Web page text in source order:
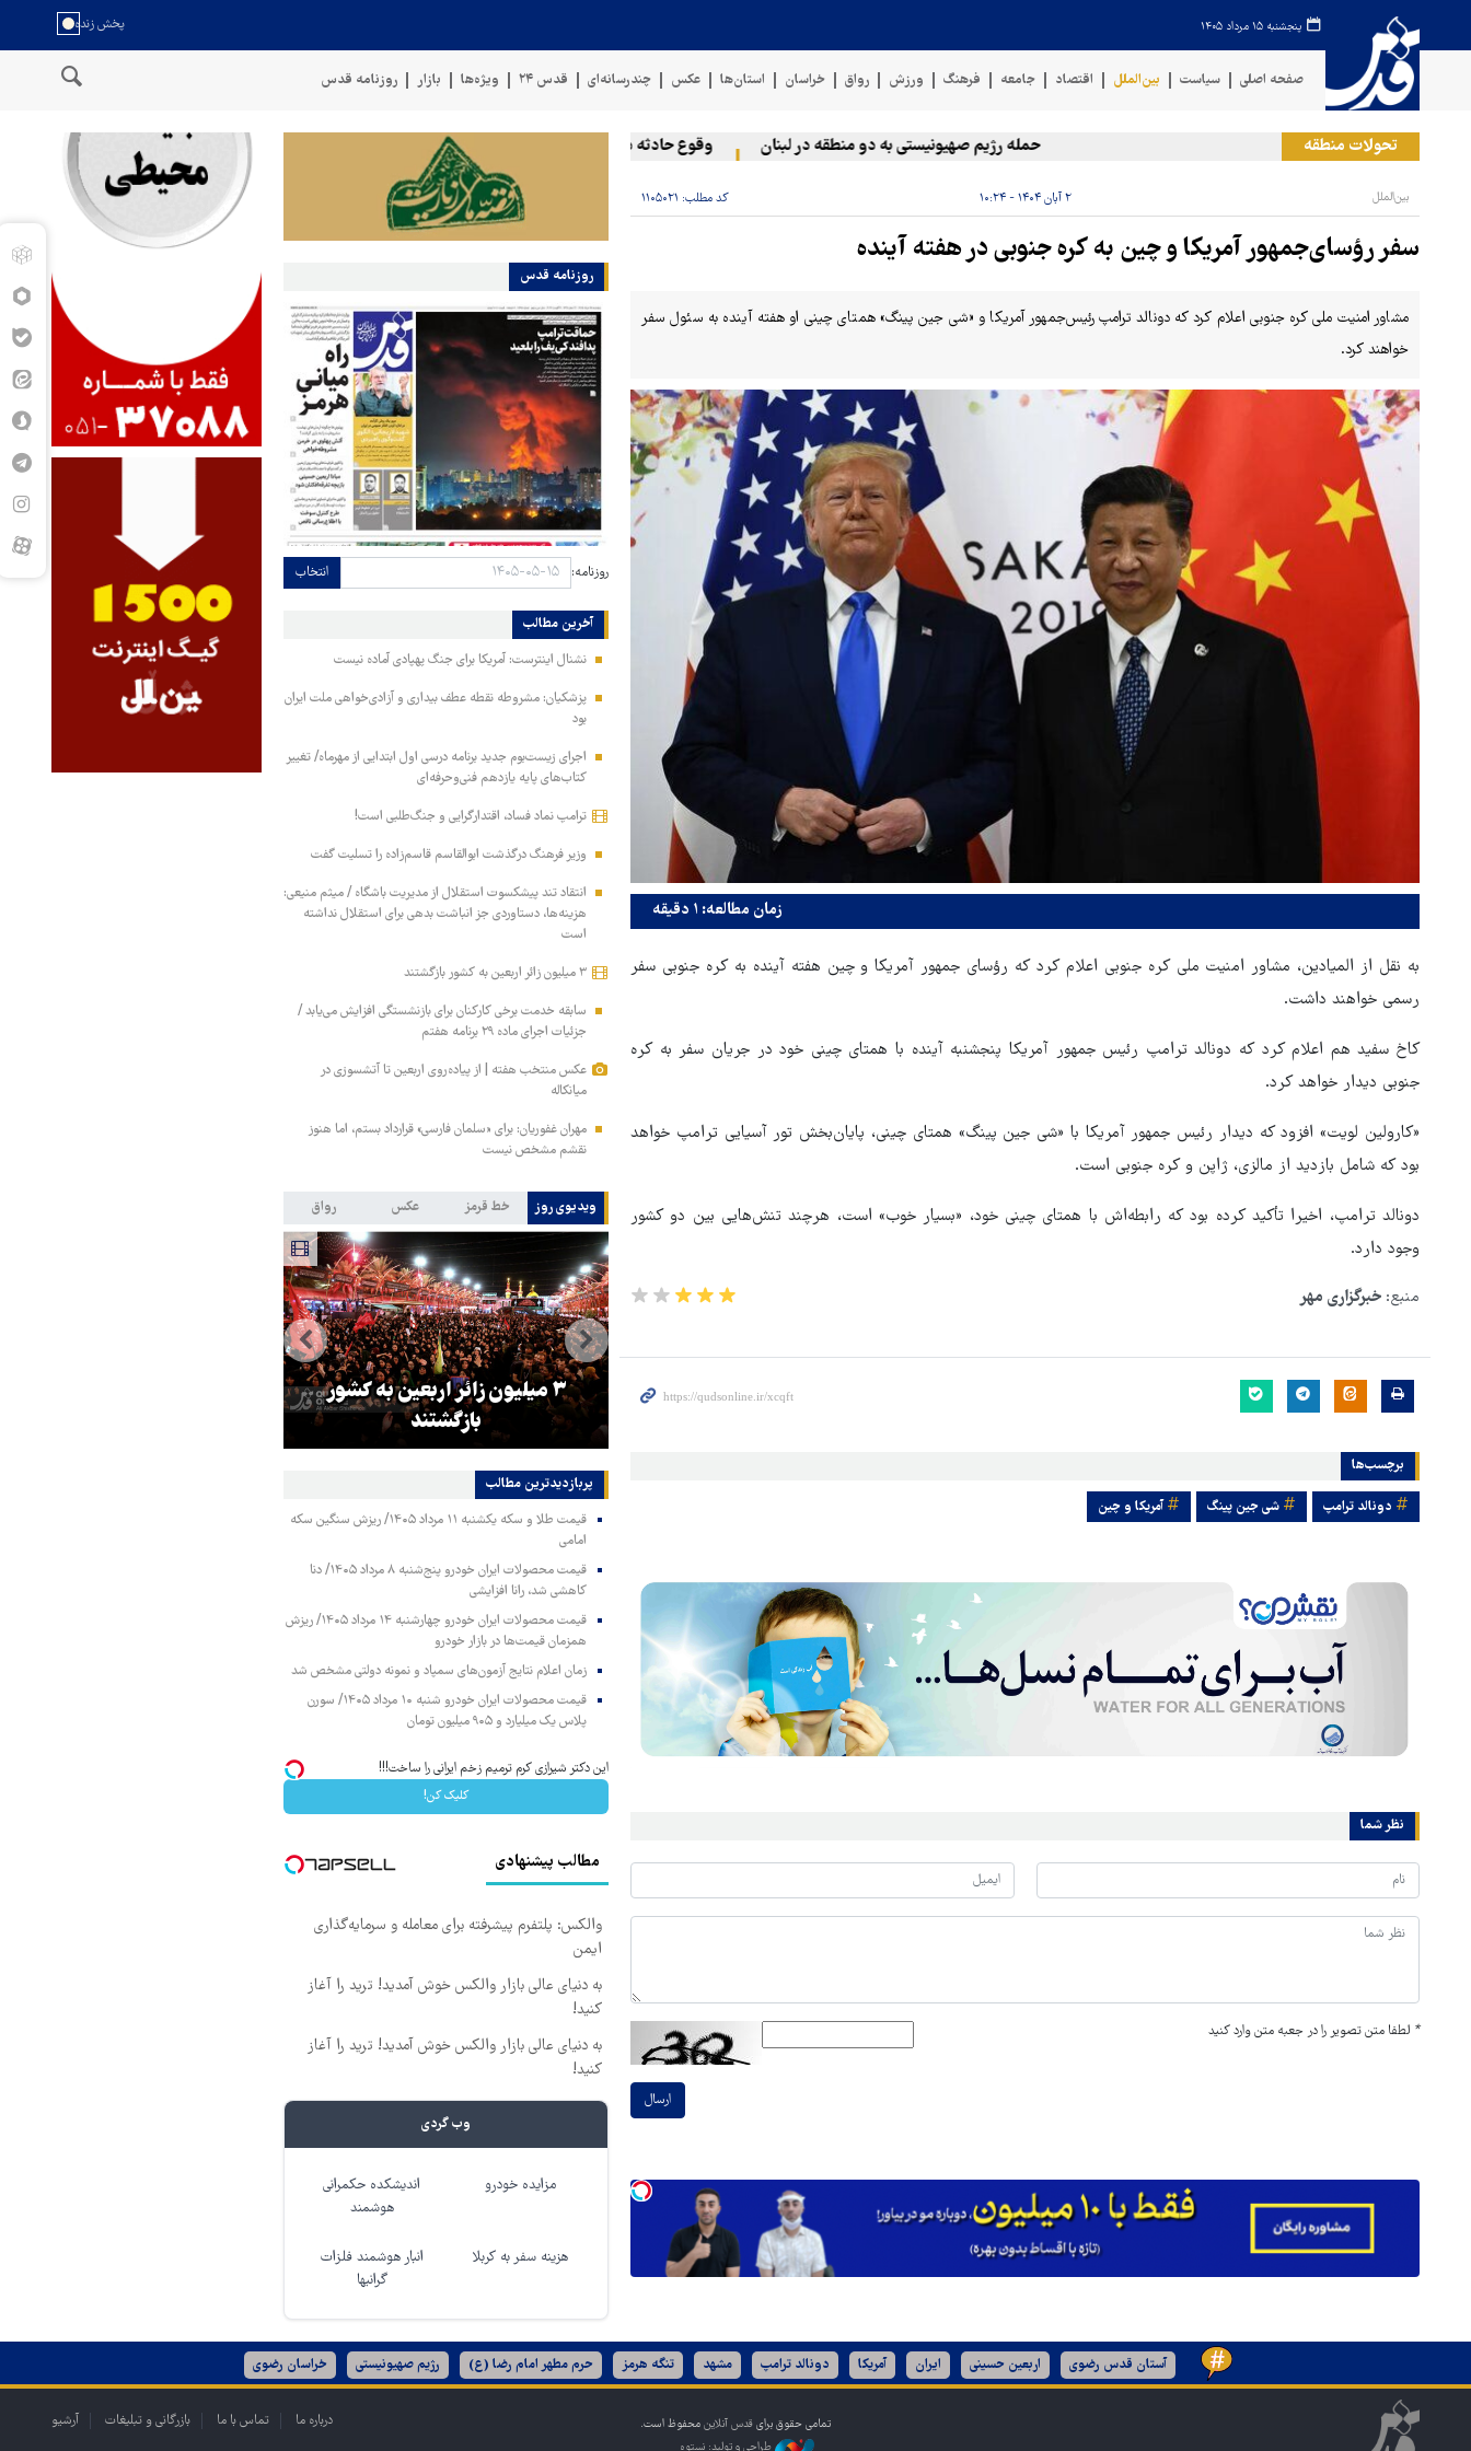
پنجشنبه ۱۵ مرداد ۱۴۰۵
صفحه اصلی سیاست بین‌الملل اقتصاد جامعه فرهنگ ورزش رواق خراسان استان‌ها عکس چندرسانه‌ای قدس ۲۴ ویژه‌ها بازار روزنامه قدس
تحولات منطقه حمله رژیم صهیونیستی به دو منطقه در لبنان وقوع حادثه دریایی در سواحل عمان سخنگوی نیروهای مسلح یمن: کشتی نفتی عربستان را با موشک بالستیک
بین‌الملل ۲ آبان ۱۴۰۴ - ۱۰:۲۴ کد مطلب: ۱۱۰۵۰۲۱
سفر رؤسای‌جمهور آمریکا و چین به کره جنوبی در هفته آینده
مشاور امنیت ملی کره جنوبی اعلام کرد که دونالد ترامپ رئیس‌جمهور آمریکا و «شی جین پینگ» همتای چینی او هفته آینده به سئول سفر
خواهند کرد.
زمان مطالعه: ۱ دقیقه
به نقل از المیادین، مشاور امنیت ملی کره جنوبی اعلام کرد که رؤسای جمهور آمریکا و چین هفته آینده به کره جنوبی سفر
رسمی خواهند داشت.
کاخ سفید هم اعلام کرد که دونالد ترامپ رئیس جمهور آمریکا پنجشنبه آینده با همتای چینی خود در جریان سفر به کره
جنوبی دیدار خواهد کرد.
«کارولین لویت» افزود که دیدار رئیس جمهور آمریکا با «شی جین پینگ» همتای چینی، پایان‌بخش تور آسیایی ترامپ خواهد
بود که شامل بازدید از مالزی، ژاپن و کره جنوبی است.
دونالد ترامپ، اخیرا تأکید کرده بود که رابطه‌اش با همتای چینی خود، «بسیار خوب» است، هرچند تنش‌هایی بین دو کشور
وجود دارد.
منبع: خبرگزاری مهر
برچسب‌ها
دونالد ترامپ شی جین پینگ آمریکا و چین
نظر شما
* لطفا متن تصویر را در جعبه متن وارد کنید
ارسال
روزنامه قدس
روزنامه: انتخاب
آخرین مطالب
نشنال اینترست: آمریکا برای جنگ پهپادی آماده نیست
پزشکیان: مشروطه نقطه عطف بیداری و آزادی‌خواهی ملت ایران
بود
اجرای زیست‌بوم جدید برنامه درسی اول ابتدایی از مهرماه/ تغییر
کتاب‌های پایه یازدهم فنی‌وحرفه‌ای
ترامپ نماد فساد، اقتدارگرایی و جنگ‌طلبی است!
وزیر فرهنگ درگذشت ابوالقاسم قاسم‌زاده را تسلیت گفت
انتقاد تند پیشکسوت استقلال از مدیریت باشگاه / میثم منیعی:
هزینه‌ها، دستاوردی جز انباشت بدهی برای استقلال نداشته
است
۳ میلیون زائر اربعین به کشور بازگشتند
سابقه خدمت برخی کارکنان برای بازنشستگی افزایش می‌یابد /
جزئیات اجرای ماده ۲۹ برنامه هفتم
عکس منتخب هفته | از پیاده‌روی اربعین تا آتشسوزی در
میانکاله
مهران غفوریان: برای «سلمان فارسی» قرارداد بستم، اما هنوز
نقشم مشخص نیست
ویدیوی روز خط قرمز عکس رواق
ترامپ نماد فساد، اقتدارگرایی و
۳ میلیون زائر اربعین به کشور
بازگشتند
پربازدیدترین‌ مطالب
قیمت طلا و سکه یکشنبه ۱۱ مرداد ۱۴۰۵/ ریزش سنگین سکه
امامی
قیمت محصولات ایران خودرو پنج‌شنبه ۸ مرداد ۱۴۰۵/ دنا
کاهشی شد، رانا افزایشی
قیمت محصولات ایران خودرو چهارشنبه ۱۴ مرداد ۱۴۰۵/ ریزش
همزمان قیمت‌ها در بازار خودرو
زمان اعلام نتایج آزمون‌های سمپاد و نمونه دولتی مشخص شد
قیمت محصولات ایران خودرو شنبه ۱۰ مرداد ۱۴۰۵/ سورن
پلاس یک میلیارد و ۹۰۵ میلیون تومان
این دکتر شیرازی کرم ترمیم زخم ایرانی را ساخت!!!
کلیک کن!
مطالب پیشنهادی
والکس: پلتفرم پیشرفته برای معامله و سرمایه‌گذاری
ایمن
به دنیای عالی بازار والکس خوش آمدید! ترید را آغاز
کنید!
به دنیای عالی بازار والکس خوش آمدید! ترید را آغاز
کنید!
وب گردی
مزایده خودرو
اندیشکده حکمرانی
هوشمند
هزینه سفر به کربلا
انبار هوشمند فلزات
گرانبها
آستان قدس رضوی اربعین حسینی ایران آمریکا دونالد ترامپ مشهد تنگه هرمز حرم مطهر امام رضا (ع) رژیم صهیونیستی خراسان رضوی
تمامی حقوق برای قدس آنلاین محفوظ است.
طراحی و تولید: نستوه
درباره ما تماس با ما بازرگانی و تبلیغات آرشیو